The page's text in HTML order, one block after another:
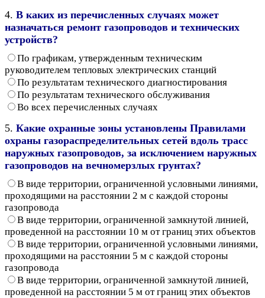
4. В каких из перечисленных случаях может
назначаться ремонт газопроводов и технических
устройств?
По графикам, утвержденным техническим
руководителем тепловых электрических станций
По результатам технического диагностирования
По результатам технического обслуживания
Во всех перечисленных случаях
5. Какие охранные зоны установлены Правилами
охраны газораспределительных сетей вдоль трасс
наружных газопроводов, за исключением наружных
газопроводов на вечномерзлых грунтах?
В виде территории, ограниченной условными линиями,
проходящими на расстоянии 2 м с каждой стороны
газопровода
В виде территории, ограниченной замкнутой линией,
проведенной на расстоянии 10 м от границ этих объектов
В виде территории, ограниченной условными линиями,
проходящими на расстоянии 5 м с каждой стороны
газопровода
В виде территории, ограниченной замкнутой линией,
проведенной на расстоянии 5 м от границ этих объектов